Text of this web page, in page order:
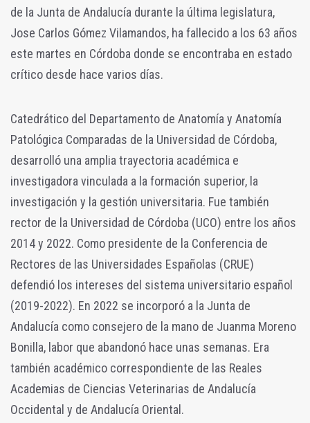
de la Junta de Andalucía durante la última legislatura,
Jose Carlos Gómez Vilamandos, ha fallecido a los 63 años
este martes en Córdoba donde se encontraba en estado
crítico desde hace varios días.
Catedrático del Departamento de Anatomía y Anatomía
Patológica Comparadas de la Universidad de Córdoba,
desarrolló una amplia trayectoria académica e
investigadora vinculada a la formación superior, la
investigación y la gestión universitaria. Fue también
rector de la Universidad de Córdoba (UCO) entre los años
2014 y 2022. Como presidente de la Conferencia de
Rectores de las Universidades Españolas (CRUE)
defendió los intereses del sistema universitario español
(2019-2022). En 2022 se incorporó a la Junta de
Andalucía como consejero de la mano de Juanma Moreno
Bonilla, labor que abandonó hace unas semanas. Era
también académico correspondiente de las Reales
Academias de Ciencias Veterinarias de Andalucía
Occidental y de Andalucía Oriental.